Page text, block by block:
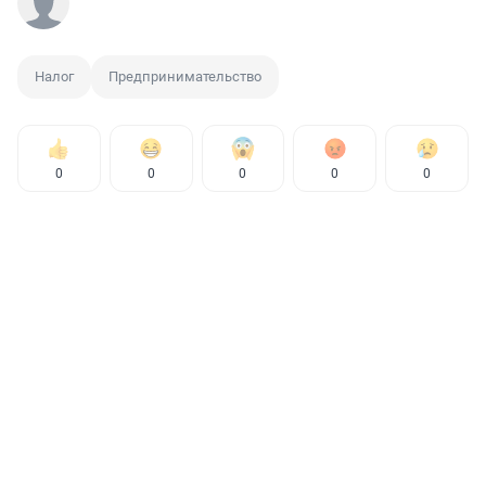
Налог Предпринимательство
0 0 0 0 0